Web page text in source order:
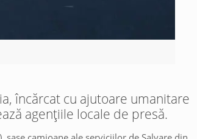
încărcat cu ajutoare umanitare
agențiile locale de presă.